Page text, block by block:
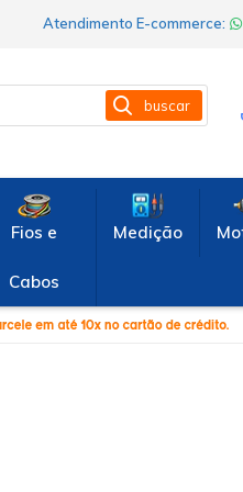
Atendimento E-commerce:
buscar
Fios e
Cabos
Medição